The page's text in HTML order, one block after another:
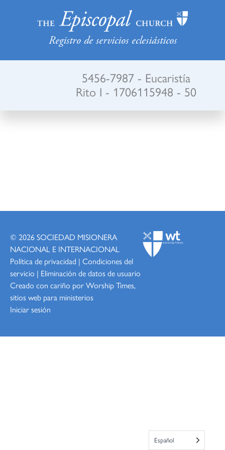
Registro de servicios eclesiásticos
5456-7987 - Eucaristía
Rito I - 1706115948 - 50
© 2026SOCIEDAD MISIONERA
NACIONAL E INTERNACIONAL
Política de privacidad | Condiciones del
servicio | Eliminación de datos de usuario
Creado con cariño por WorshipTimes,
sitios web para ministerios
Iniciar sesión
Español